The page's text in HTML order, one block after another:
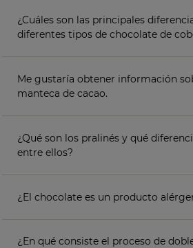
¿Cuáles son las principales
diferentes tipos de chocolate de
Me gustaría obtener información
manteca de cacao.
¿Qué son los pralinés y qué
entre ellos?
¿El chocolate es un producto
¿En qué consiste el proceso de